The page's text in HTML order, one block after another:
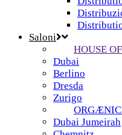
Saloni
HOUSE
Dubai
Berlino
Dresda
Zurigo
ORGÆNIC
Dubai Jumeirah